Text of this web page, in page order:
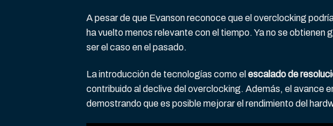
A pesar de que Evanson reconoce que el overclocking
ha vuelto menos relevante con el tiempo. Ya no se
ser el caso en el pasado.
La introducción de tecnologías como el escalado de
contribuido al declive del overclocking. Además, el avance
demostrando que es posible mejorar el rendimiento del